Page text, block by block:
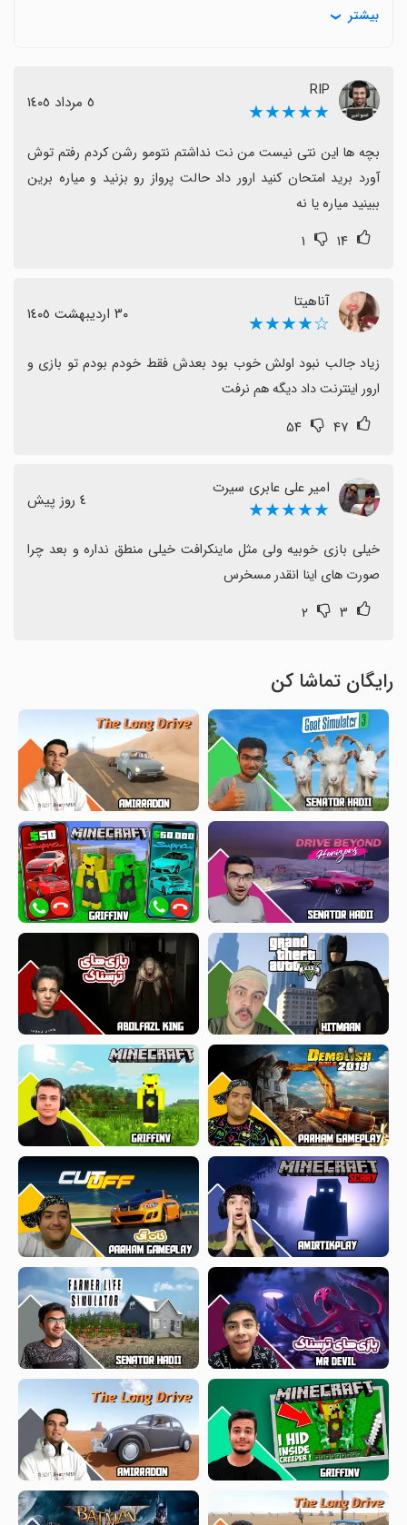
درخواست‌های رایج شامل اضافه‌شدن قطار به نقشه، امکان
مود آیتم‌ها و بهبود ظاهر کاراکترها است.
صرفه‌تر باشد.
اگر دنبال تجربه‌ای اکشن و پیکسلی با حال و هوای RP و
فرصت‌های به‌روزرسانی آینده هستید، این بازی گزینه مناسبی
است و پشتیبانی سازندگان می‌تواند با بازخوردها به بهبود
بیشتر
RIP
★★★★★ ٥ مرداد ١٤٠٥
ببینید میاره یا نه
۱۴ ۱
آناهیتا
☆★★★★ ٣٠ اردیبهشت ١٤٠٥
ارور اینترنت داد دیگه هم نرفت
۴۷ ۵۴
امیر علی عابری سیرت
★★★★★ ٤ روز پیش
صورت های اینا انقدر مسخرس
۳ ۲
رایگان تماشا کن